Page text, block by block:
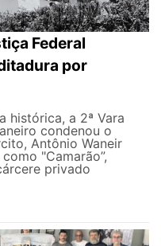
Federal
por
histórica, a 2ª Vara
condenou o
Antônio Waneir
"Camarão”,
privado